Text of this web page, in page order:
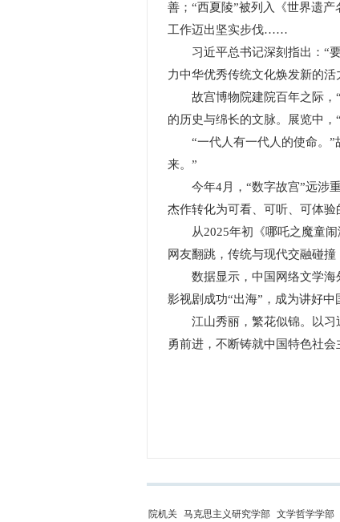
善；“西夏陵”被列入《世界遗
工作迈出坚实步伐……
习近平总书记深刻指出：“要
力中华优秀传统文化焕发新的活
故宫博物院建院百年之际，“
的历史与绵长的文脉。展览中，
“一代人有一代人的使命。”
来。”
今年4月，“数字故宫”远涉重
杰作转化为可看、可听、可体
从2025年初《哪吒之魔童闹
网友翻跳，传统与现代交融碰
数据显示，中国网络文学海外
影视剧成功“出海”，成为讲好中
江山秀丽，繁花似锦。以习近
勇前进，不断铸就中国特色社会
院机关 马克思主义研究学部 文学哲学学部